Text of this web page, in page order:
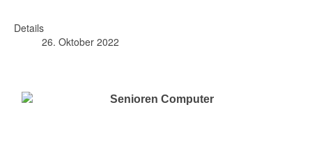
Details
26. Oktober 2022